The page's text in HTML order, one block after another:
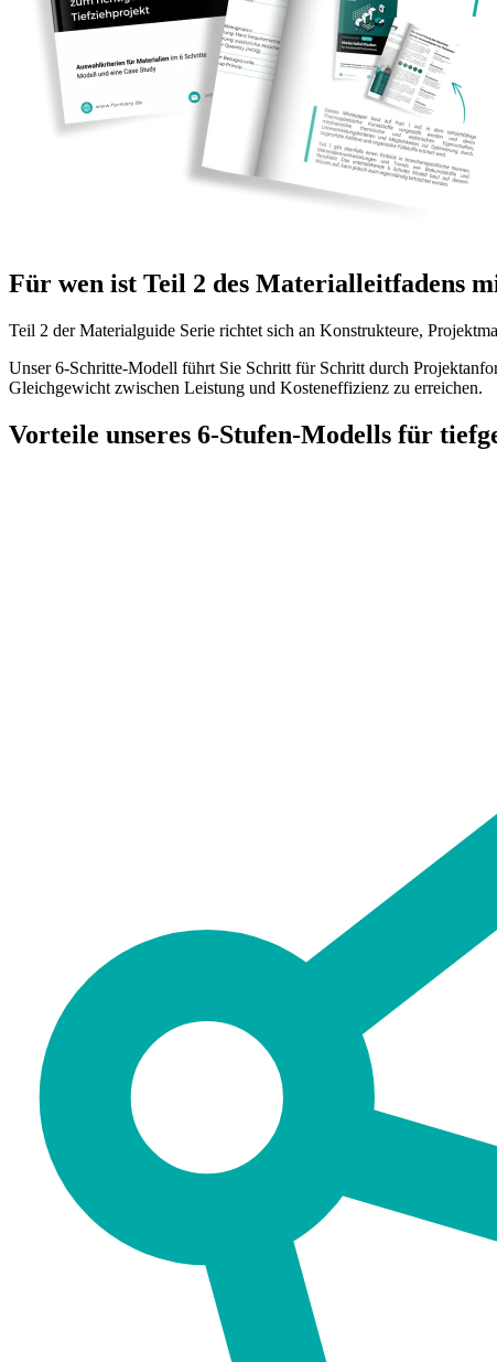
Für wen ist Teil 2 des Materialleitfadens
Teil 2 der Materialguide Serie richtet sich an Konstrukteure,
Unser 6-Schritte-Modell führt Sie Schritt für Schritt durch
Gleichgewicht zwischen Leistung und Kosteneffizienz zu erreichen.
Vorteile unseres 6-Stufen-Modells für